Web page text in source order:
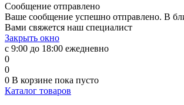
Сообщение отправлено
Ваше сообщение успешно отправлено. В
Вами свяжется наш специалист
Закрыть окно
с 9:00 до 18:00 ежедневно
0
0
0 В корзине пока пусто
Каталог товаров